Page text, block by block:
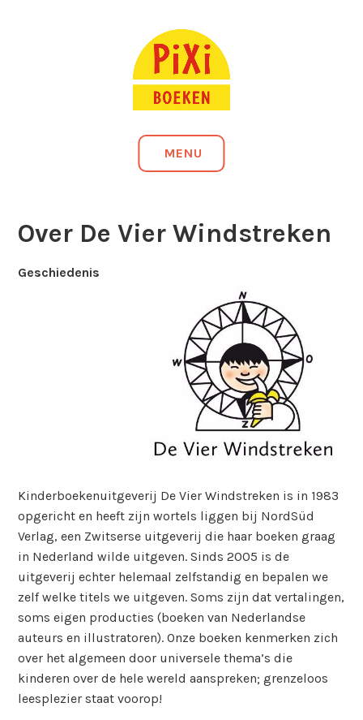
PIXI-BOEKEN
MENU
Over De Vier Windstreken
Geschiedenis
Kinderboekenuitgeverij De Vier Windstreken is in 1983
opgericht en heeft zijn wortels liggen bij NordSüd
Verlag, een Zwitserse uitgeverij die haar boeken graag
in Nederland wilde uitgeven. Sinds 2005 is de
uitgeverij echter helemaal zelfstandig en bepalen we
zelf welke titels we uitgeven. Soms zijn dat vertalingen,
soms eigen producties (boeken van Nederlandse
auteurs en illustratoren). Onze boeken kenmerken zich
over het algemeen door universele thema’s die
kinderen over de hele wereld aanspreken; grenzeloos
leesplezier staat voorop!